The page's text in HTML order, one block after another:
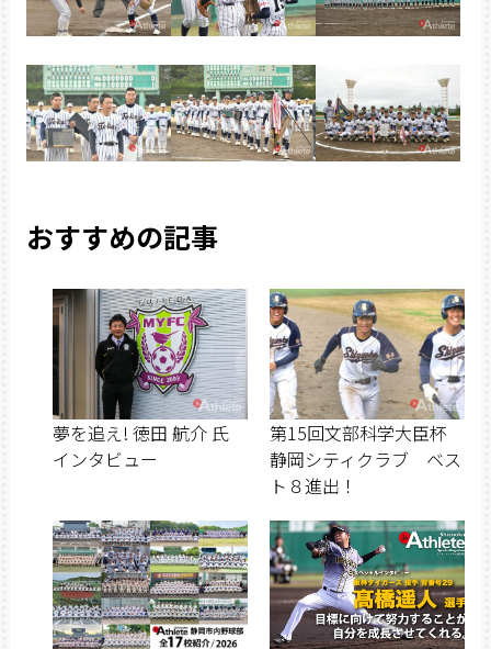
おすすめの記事
夢を追え! 徳田 航介 氏
インタビュー
第15回文部科学大臣杯
静岡シティクラブ ベス
ト８進出！